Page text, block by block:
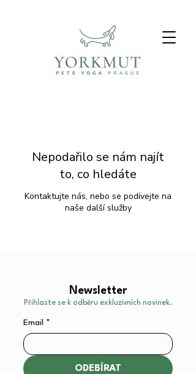
Nepodařilo se nám najít
to, co hledáte
Kontaktujte nás, nebo se podívejte na
naše další služby
Newsletter
Přihlaste se k odběru exkluzivních novinek.
Email *
ODEBÍRAT